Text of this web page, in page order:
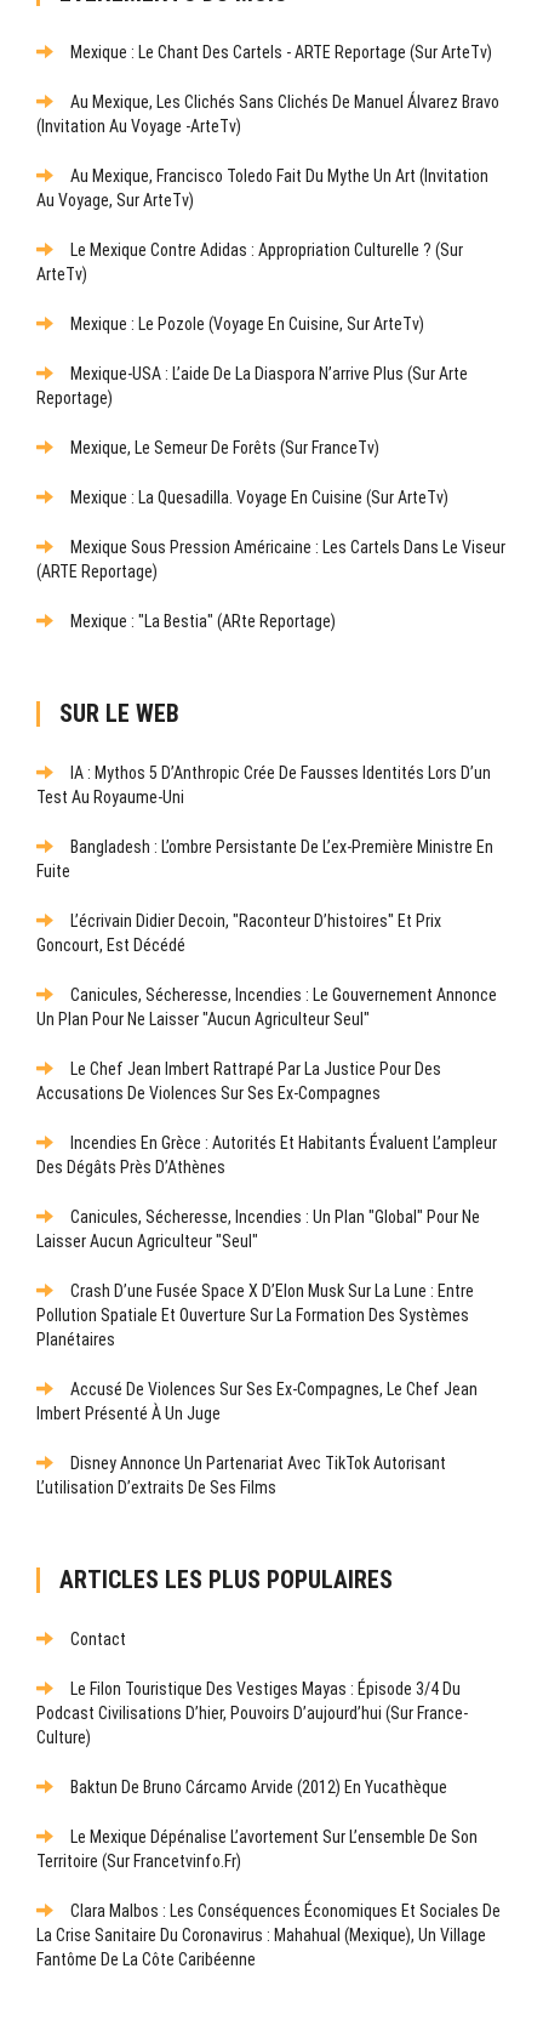
Mexique : Le Chant Des Cartels - ARTE Reportage (sur ArteTv)
Au Mexique, Les Clichés Sans Clichés De Manuel Álvarez Bravo
(Invitation Au Voyage -ArteTv)
Au Mexique, Francisco Toledo Fait Du Mythe Un Art (Invitation
Au Voyage, Sur ArteTv)
Le Mexique Contre Adidas : Appropriation Culturelle ? (sur
ArteTv)
Mexique : Le Pozole (Voyage En Cuisine, Sur ArteTv)
Mexique-USA : L’aide De La Diaspora N’arrive Plus (sur Arte
Reportage)
Mexique, Le Semeur De Forêts (sur FranceTv)
Mexique : La Quesadilla. Voyage En Cuisine (sur ArteTv)
Mexique Sous Pression Américaine : Les Cartels Dans Le Viseur
(ARTE Reportage)
Mexique : "La Bestia" (ARte Reportage)
SUR LE WEB
IA : Mythos 5 D’Anthropic Crée De Fausses Identités Lors D’un
Test Au Royaume-Uni
Bangladesh : L’ombre Persistante De L’ex-Première Ministre En
Fuite
L’écrivain Didier Decoin, "raconteur D’histoires" Et Prix
Goncourt, Est Décédé
Canicules, Sécheresse, Incendies : Le Gouvernement Annonce
Un Plan Pour Ne Laisser "aucun Agriculteur Seul"
Le Chef Jean Imbert Rattrapé Par La Justice Pour Des
Accusations De Violences Sur Ses Ex-Compagnes
Incendies En Grèce : Autorités Et Habitants Évaluent L’ampleur
Des Dégâts Près D’Athènes
Canicules, Sécheresse, Incendies : Un Plan "global" Pour Ne
Laisser Aucun Agriculteur "seul"
Crash D’une Fusée Space X D’Elon Musk Sur La Lune : Entre
Pollution Spatiale Et Ouverture Sur La Formation Des Systèmes
Planétaires
Accusé De Violences Sur Ses Ex-Compagnes, Le Chef Jean
Imbert Présenté À Un Juge
Disney Annonce Un Partenariat Avec TikTok Autorisant
L’utilisation D’extraits De Ses Films
ARTICLES LES PLUS POPULAIRES
Contact
Le Filon Touristique Des Vestiges Mayas : Épisode 3/4 Du
Podcast Civilisations D’hier, Pouvoirs D’aujourd’hui (sur France-
Culture)
Baktun De Bruno Cárcamo Arvide (2012) En Yucathèque
Le Mexique Dépénalise L’avortement Sur L’ensemble De Son
Territoire (sur Francetvinfo.fr)
Clara Malbos : Les Conséquences Économiques Et Sociales De
La Crise Sanitaire Du Coronavirus : Mahahual (Mexique), Un Village
Fantôme De La Côte Caribéenne